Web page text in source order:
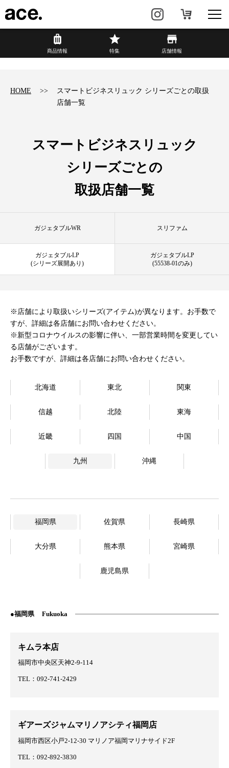
商品情報
トラベル・
カジュアル HAyU×ace.
特集 ace.とは
商品情報 特集 店舗情報
HOME
スマートビジネスリュック シリーズごとの取扱
店舗一覧
スマートビジネスリュック
シリーズごとの
取扱店舗一覧
ガジェタブルWR スリファム
ガジェタブルLP
(シリーズ展開あり)
ガジェタブルLP
(55538-01のみ)
※店舗により取扱いシリーズ(アイテム)が異なります。お手数で
すが、詳細は各店舗にお問い合わせください。
※新型コロナウイルスの影響に伴い、一部営業時間を変更してい
る店舗がございます。
お手数ですが、詳細は各店舗にお問い合わせください。
北海道 東北 関東
信越 北陸 東海
近畿 四国 中国
九州 沖縄
福岡県 佐賀県 長崎県
大分県 熊本県 宮崎県
鹿児島県
福岡県 Fukuoka
キムラ本店
福岡市中央区天神2-9-114
TEL：092-741-2429
ギアーズジャムマリノアシティ福岡店
福岡市西区小戸2-12-30 マリノア福岡マリナサイド2F
TEL：092-892-3830